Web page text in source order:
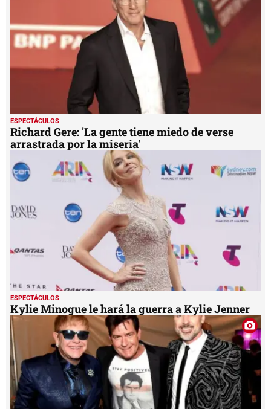
ESPECTÁCULOS
Richard Gere: 'La gente tiene miedo de verse
arrastrada por la miseria'
ESPECTÁCULOS
Kylie Minogue le hará la guerra a Kylie Jenner